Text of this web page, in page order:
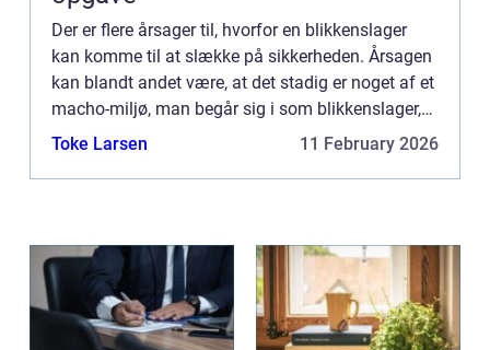
Der er flere årsager til, hvorfor en blikkenslager
kan komme til at slække på sikkerheden. Årsagen
kan blandt andet være, at det stadig er noget af et
macho-miljø, man begår sig i som blikkenslager,
hvor man...
Toke Larsen 11 February 2026